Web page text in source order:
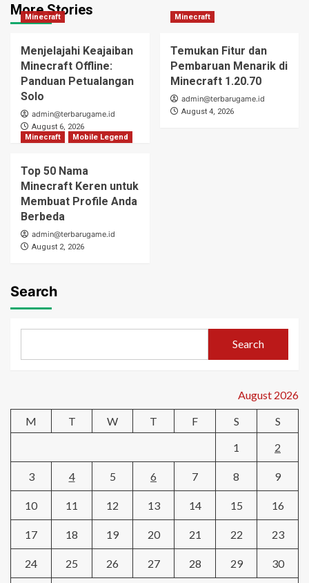
More Stories
Minecraft
Menjelajahi Keajaiban
Minecraft Offline:
Panduan Petualangan
Solo
admin@terbarugame.id
August 6, 2026
Minecraft
Temukan Fitur dan
Pembaruan Menarik di
Minecraft 1.20.70
admin@terbarugame.id
August 4, 2026
Minecraft Mobile Legend
Top 50 Nama
Minecraft Keren untuk
Membuat Profile Anda
Berbeda
admin@terbarugame.id
August 2, 2026
Search
Search
August 2026
M
T W T F S
S
1
2
3 4 5 6 7 8 9
10 11 12 13 14 15 16
17 18 19 20 21 22 23
24 25 26 27 28 29 30